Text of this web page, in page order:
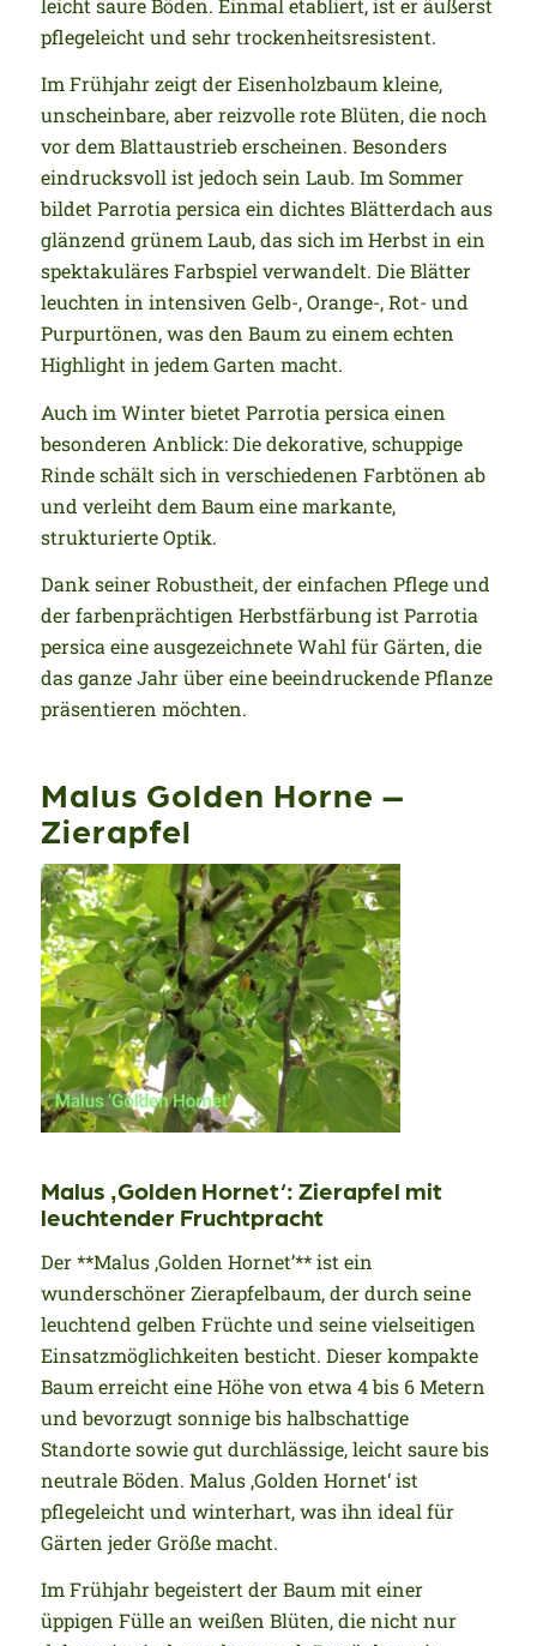
pflegeleicht und sehr trockenheitsresistent.
Im Frühjahr zeigt der Eisenholzbaum kleine,
unscheinbare, aber reizvolle rote Blüten, die noch
vor dem Blattaustrieb erscheinen. Besonders
eindrucksvoll ist jedoch sein Laub. Im Sommer
bildet Parrotia persica ein dichtes Blätterdach aus
glänzend grünem Laub, das sich im Herbst in ein
spektakuläres Farbspiel verwandelt. Die Blätter
leuchten in intensiven Gelb-, Orange-, Rot- und
Purpurtönen, was den Baum zu einem echten
Highlight in jedem Garten macht.
Auch im Winter bietet Parrotia persica einen
besonderen Anblick: Die dekorative, schuppige
Rinde schält sich in verschiedenen Farbtönen ab
und verleiht dem Baum eine markante,
strukturierte Optik.
Dank seiner Robustheit, der einfachen Pflege und
der farbenprächtigen Herbstfärbung ist Parrotia
persica eine ausgezeichnete Wahl für Gärten, die
das ganze Jahr über eine beeindruckende Pflanze
präsentieren möchten.
Malus Golden Horne –
Zierapfel
Malus ‚Golden Hornet‘: Zierapfel mit
leuchtender Fruchtpracht
Der **Malus ‚Golden Hornet’** ist ein
wunderschöner Zierapfelbaum, der durch seine
leuchtend gelben Früchte und seine vielseitigen
Einsatzmöglichkeiten besticht. Dieser kompakte
Baum erreicht eine Höhe von etwa 4 bis 6 Metern
und bevorzugt sonnige bis halbschattige
Standorte sowie gut durchlässige, leicht saure bis
neutrale Böden. Malus ‚Golden Hornet‘ ist
pflegeleicht und winterhart, was ihn ideal für
Gärten jeder Größe macht.
Im Frühjahr begeistert der Baum mit einer
üppigen Fülle an weißen Blüten, die nicht nur